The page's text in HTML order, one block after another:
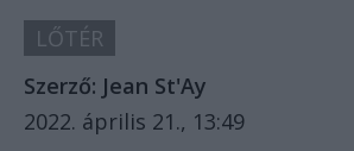
LŐTÉR
Szerző: Jean St'Ay
2022. április 21., 13:49